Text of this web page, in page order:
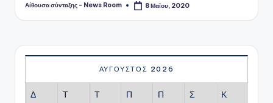
Συγγραφέας:
Αίθουσα σύνταξης - News Room 8 Μαΐου, 2020
ΑΎΓΟΥΣΤΟΣ 2026
Δ Τ Τ Π Π Σ Κ